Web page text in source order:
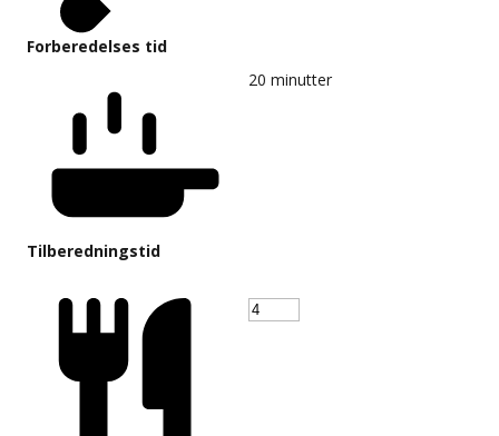
Forberedelses tid
Tilberedningstid
20 minutter